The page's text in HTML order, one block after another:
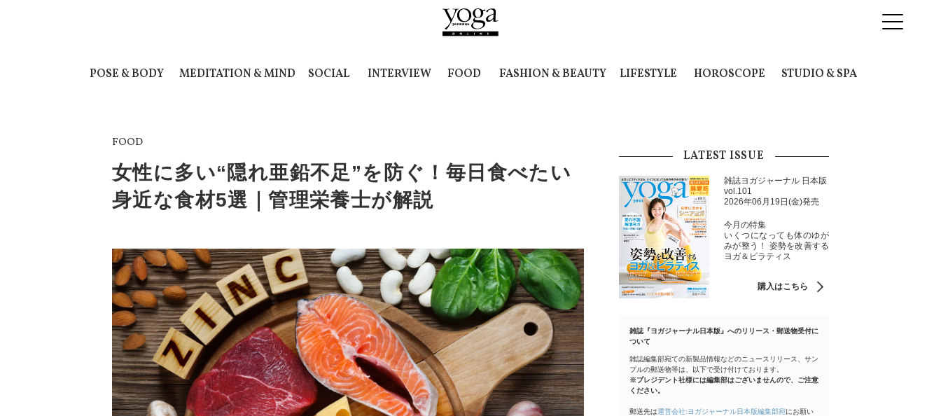
POSE & BODY MEDITATION & MIND SOCIAL INTERVIEW FOOD FASHION & BEAUTY LIFESTYLE HOROSCOPE STUDIO & SPA
FOOD
女性に多い“隠れ亜鉛不足”を防ぐ！毎日食べたい
身近な食材5選｜管理栄養士が解説
LATEST ISSUE
雑誌ヨガジャーナル 日本版
vol.101
2026年06月19日(金)発売
今月の特集
いくつになっても体のゆが
みが整う！ 姿勢を改善する
ヨガ＆ピラティス
購入はこちら
雑誌『ヨガジャーナル日本版』へのリリース・郵送物受付に
ついて
雑誌編集部宛ての新製品情報などのニュースリリース、サン
プルの郵送物等は、以下で受け付けております。
※プレジデント社様には編集部はございませんので、ご注意
ください。
郵送先は運営会社:ヨガジャーナル日本版編集部宛にお願い